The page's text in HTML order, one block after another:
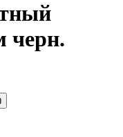
черн.